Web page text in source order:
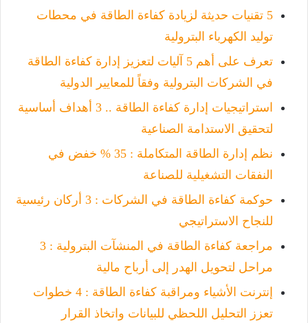
5 تقنيات حديثة لزيادة كفاءة الطاقة في محطات
توليد الكهرباء البترولية
تعرف على أهم 5 آليات لتعزيز إدارة كفاءة الطاقة
في الشركات البترولية وفقاً للمعايير الدولية
استراتيجيات إدارة كفاءة الطاقة .. 3 أهداف أساسية
لتحقيق الاستدامة الصناعية
نظم إدارة الطاقة المتكاملة : 35 % خفض في
النفقات التشغيلية للصناعة
حوكمة كفاءة الطاقة في الشركات : 3 أركان رئيسية
للنجاح الاستراتيجي
مراجعة كفاءة الطاقة في المنشآت البترولية : 3
مراحل لتحويل الهدر إلى أرباح مالية
إنترنت الأشياء ومراقبة كفاءة الطاقة : 4 خطوات
تعزز التحليل اللحظي للبيانات واتخاذ القرار